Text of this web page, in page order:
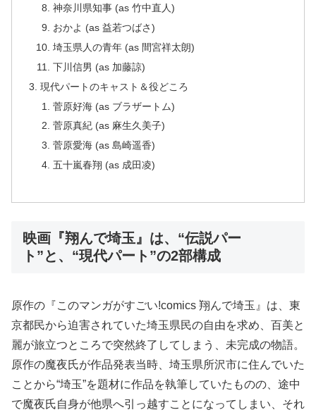
神奈川県知事 (as 竹中直人)
おかよ (as 益若つばさ)
埼玉県人の青年 (as 間宮祥太朗)
下川信男 (as 加藤諒)
現代パートのキャスト＆役どころ
菅原好海 (as ブラザートム)
菅原真紀 (as 麻生久美子)
菅原愛海 (as 島崎遥香)
五十嵐春翔 (as 成田凌)
映画『翔んで埼玉』は、“伝説パー
ト”と、“現代パート”の2部構成
原作の『このマンガがすごい!comics 翔んで埼玉』は、東
京都民から迫害されていた埼玉県民の自由を求め、百美と
麗が旅立つところで突然終了してしまう、未完成の物語。
原作の魔夜氏が作品発表当時、埼玉県所沢市に住んでいた
ことから“埼玉”を題材に作品を執筆していたものの、途中
で魔夜氏自身が他県へ引っ越すことになってしまい、それ